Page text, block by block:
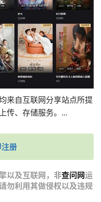
来自互联网分享站点所提
传、存储服务。...
册
以及互联网，非查问网运
勿利用其做侵权以及违规